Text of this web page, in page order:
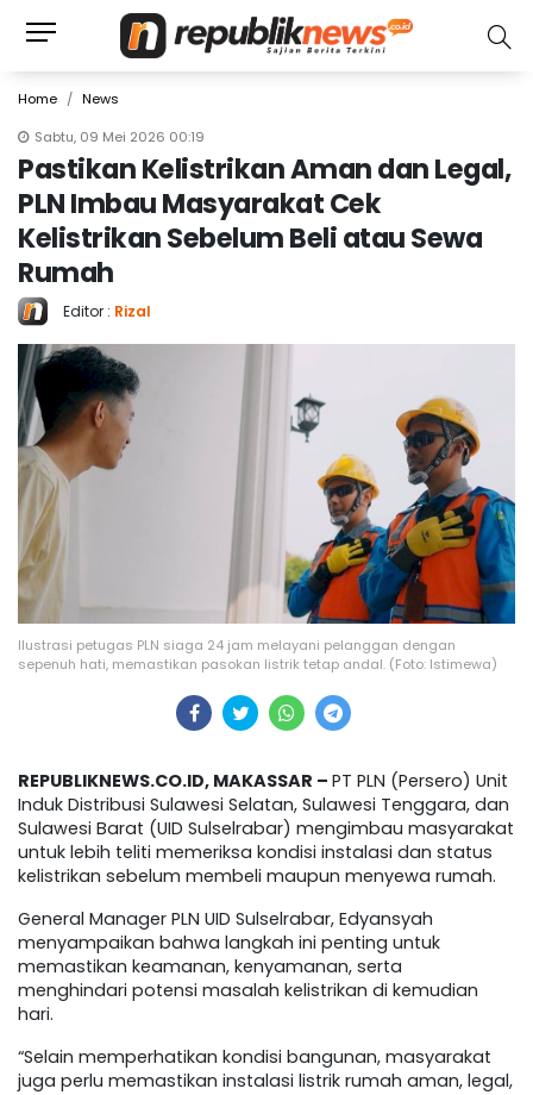
Home
News
Sabtu, 09 Mei 2026 00:19
Pastikan Kelistrikan Aman dan Legal,
PLN Imbau Masyarakat Cek
Kelistrikan Sebelum Beli atau Sewa
Rumah
Editor : Rizal
Ilustrasi petugas PLN siaga 24 jam melayani pelanggan dengan
sepenuh hati, memastikan pasokan listrik tetap andal. (Foto: Istimewa)
REPUBLIKNEWS.CO.ID, MAKASSAR – PT PLN (Persero) Unit
Induk Distribusi Sulawesi Selatan, Sulawesi Tenggara, dan
Sulawesi Barat (UID Sulselrabar) mengimbau masyarakat
untuk lebih teliti memeriksa kondisi instalasi dan status
kelistrikan sebelum membeli maupun menyewa rumah.
General Manager PLN UID Sulselrabar, Edyansyah
menyampaikan bahwa langkah ini penting untuk
memastikan keamanan, kenyamanan, serta
menghindari potensi masalah kelistrikan di kemudian
hari.
“Selain memperhatikan kondisi bangunan, masyarakat
juga perlu memastikan instalasi listrik rumah aman, legal,